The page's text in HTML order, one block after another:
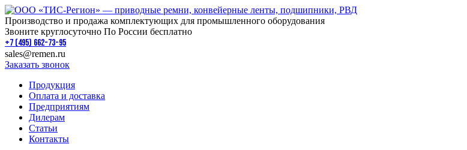
Производство и продажа комплектующих для промышленного оборудования
Звоните круглосуточно По России бесплатно
+7 (495) 662-73-95
sales@remen.ru
Заказать звонок
Продукция
Оплата и доставка
Предприятиям
Дилерам
Статьи
Контакты